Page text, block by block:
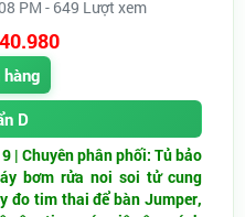
PM - 649 Lượt xem
40.980
hàng
D
| Chuyên phân phối: Tủ bảo
bơm rửa noi soi tử cung
đo tim thai để bàn Jumper,